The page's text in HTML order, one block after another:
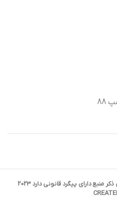
کپی برداری از سایت کمپ 88 بدون ذکر منبع دارای پیگرد قانونی دارد 2023